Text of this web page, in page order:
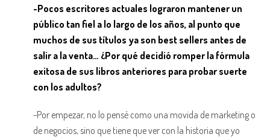
-Pocos escritores actuales lograron mantener un
público tan fiel a lo largo de los años, al punto que
muchos de sus títulos ya son best sellers antes de
salir a la venta… ¿Por qué decidió romper la fórmula
exitosa de sus libros anteriores para probar suerte
con los adultos?
-Por empezar, no lo pensé como una movida de marketing o
de negocios, sino que tiene que ver con la historia que yo